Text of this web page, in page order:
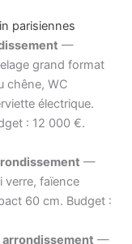
parisiennes
—
grand format
chêne, WC
électrique.
: 12 000 €.
—
verre, faïence
60 cm. Budget :
arrondissement —